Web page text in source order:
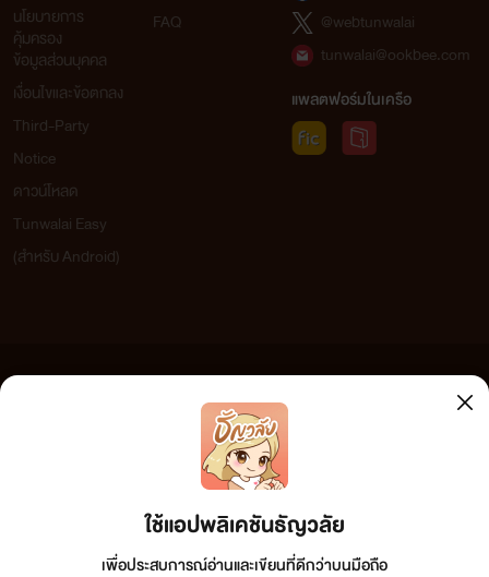
ใช้แอปพลิเคชันธัญวลัย
เพื่อประสบการณ์อ่านและเขียนที่ดีกว่าบนมือถือ
นโยบายการ
คุ้มครอง
ข้อมูลส่วนบุคคล
เงื่อนไขและข้อตกลง
Third-Party
Notice
ดาวน์โหลด
Tunwalai Easy
(สำหรับ Android)
FAQ
@webtunwalai
tunwalai@ookbee.com
แพลตฟอร์มในเครือ
เว็บไซต์แห่งนี้ไม่ได้เห็นด้วยและไม่ขอรับผิดชอบต่อข้อความใดๆ ทั้งสิ้น ดังนั้นผู้อ่านทุกท่านโปรดใช้
วิจารณญาณในการกลั่นกรองด้วยตนเอง และหากท่านพบข้อความใดๆ ที่ขัดต่อกฎหมายและศีลธรรม
เพื่อทีมงานจะได้ดำเนินการในทันที ทั้งนี้ ทางเว็บไซต์ขอสงวน
ลิขสิทธิ์ตามพระราชบัญญัติลิขสิทธิ์ (ฉบับเพิ่มเติม) พ.ศ.2558